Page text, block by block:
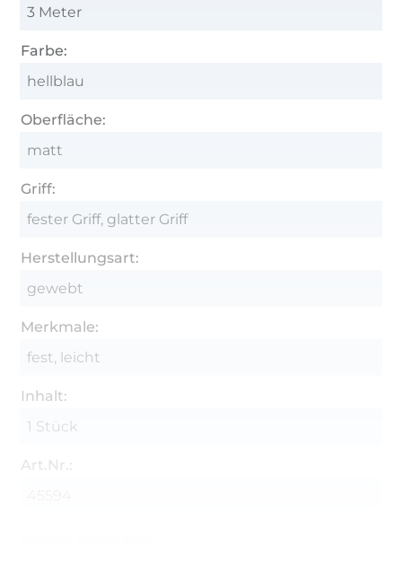
3 Meter
Farbe:
hellblau
Oberfläche:
matt
Griff:
fester Griff, glatter Griff
Herstellungsart:
gewebt
Merkmale:
fest, leicht
Inhalt:
1 Stück
Art.Nr.: